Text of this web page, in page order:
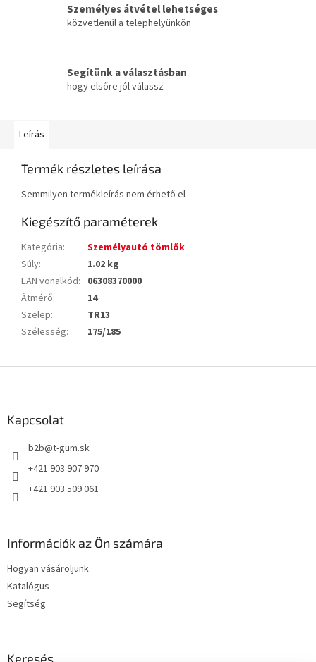
Személyes átvétel lehetséges
közvetlenül a telephelyünkön
Segítünk a választásban
hogy elsőre jól válassz
Leírás
Termék részletes leírása
Semmilyen termékleírás nem érhető el
Kiegészítő paraméterek
Kategória:
Személyautó tömlők
Súly:
1.02 kg
EAN vonalkód: 06308370000
Átmérő:
14
Szelep:
TR13
Szélesség: 175/185
Kapcsolat
b2b@t-gum.sk
+421 903 907 970
+421 903 509 061
Információk az Ön számára
Hogyan vásároljunk
Katalógus
Segítség
Keresés